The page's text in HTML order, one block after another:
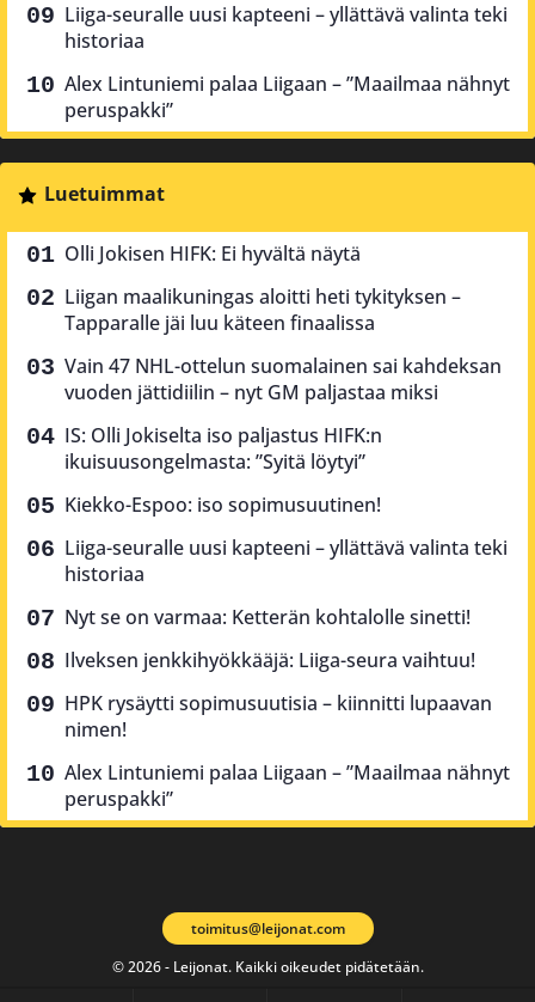
Liiga-seuralle uusi kapteeni – yllättävä valinta teki
historiaa
Alex Lintuniemi palaa Liigaan – ”Maailmaa nähnyt
peruspakki”
Luetuimmat
Olli Jokisen HIFK: Ei hyvältä näytä
Liigan maalikuningas aloitti heti tykityksen –
Tapparalle jäi luu käteen finaalissa
Vain 47 NHL-ottelun suomalainen sai kahdeksan
vuoden jättidiilin – nyt GM paljastaa miksi
IS: Olli Jokiselta iso paljastus HIFK:n
ikuisuusongelmasta: ”Syitä löytyi”
Kiekko-Espoo: iso sopimusuutinen!
Liiga-seuralle uusi kapteeni – yllättävä valinta teki
historiaa
Nyt se on varmaa: Ketterän kohtalolle sinetti!
Ilveksen jenkkihyökkääjä: Liiga-seura vaihtuu!
HPK rysäytti sopimusuutisia – kiinnitti lupaavan
nimen!
Alex Lintuniemi palaa Liigaan – ”Maailmaa nähnyt
peruspakki”
© 2026 - Leijonat. Kaikki oikeudet pidätetään.
toimitus@leijonat.com